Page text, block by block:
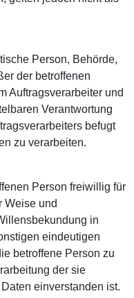
Person, Behörde,
der betroffenen
Auftragsverarbeiter und
Verantwortung
befugt
zu verarbeiten.
Person freiwillig für
Weise und
in
eindeutigen
betroffene Person zu
der sie
einverstanden ist.